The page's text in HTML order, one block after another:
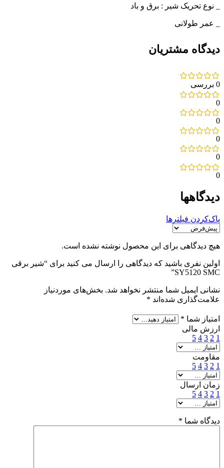
_ نوع تحریک شیر : برق و باد
_ عمر طولانی
دیدگاه مشتریان
0 بررسی
0
0
0
0
0
دیدگاهها
پاک‌کردن فیلترها
هیچ دیدگاهی برای این محصول نوشته نشده است.
اولین نفری باشید که دیدگاهی را ارسال می کنید برای “شیر برقی
SY5120 SMC”
نشانی ایمیل شما منتشر نخواهد شد. بخش‌های موردنیاز
علامت‌گذاری شده‌اند *
امتیاز شما *
ارزش مالی
1
2
3
4
5
مقاومت
1
2
3
4
5
زمان ارسال
1
2
3
4
5
دیدگاه شما *